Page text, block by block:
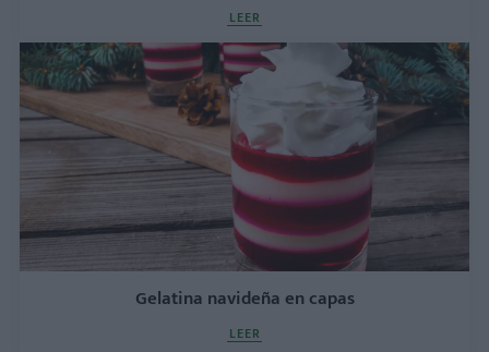
LEER
Gelatina navideña en capas
LEER